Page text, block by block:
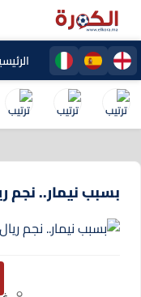
الرئيسية
بسبب نيمار.. نجم